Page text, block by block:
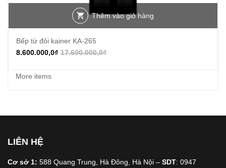
Thêm vào giỏ hàng
Bếp từ đôi kainer KA-265
17.600.000,0₫
8.600.000,0₫
More items
LIÊN HỆ
Cơ sở 1: 588 Quang Trung, Hà Đông, Hà Nội – SDT: 0947